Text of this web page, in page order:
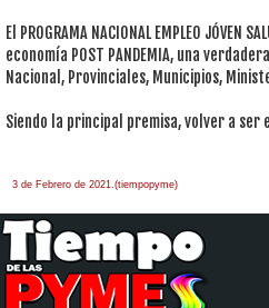
El PROGRAMA NACIONAL EMPLEO
economía POST PANDEMIA, una
Nacional, Provinciales, Municipios,
Siendo la principal premisa, volver a ser
3 de Febrero de 2021.(tiempopyme)